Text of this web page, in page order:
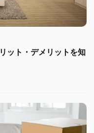
ット・デメリットを知